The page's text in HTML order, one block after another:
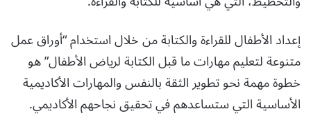
إعداد الأطفال للقراءة والكتابة من خلال استخدام “أوراق عمل
متنوعة لتعليم مهارات ما قبل الكتابة لرياض الأطفال” هو
خطوة مهمة نحو تطوير الثقة بالنفس والمهارات الأكاديمية
الأساسية التي ستساعدهم في تحقيق نجاحهم الأكاديمي.